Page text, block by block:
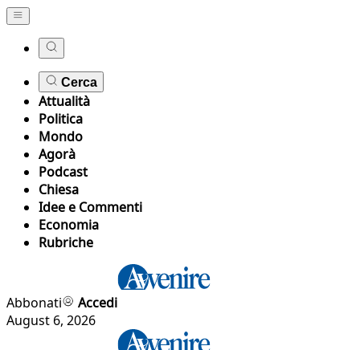
Cerca
Attualità
Politica
Mondo
Agorà
Podcast
Chiesa
Idee e Commenti
Economia
Rubriche
Abbonati
Accedi
August 6, 2026